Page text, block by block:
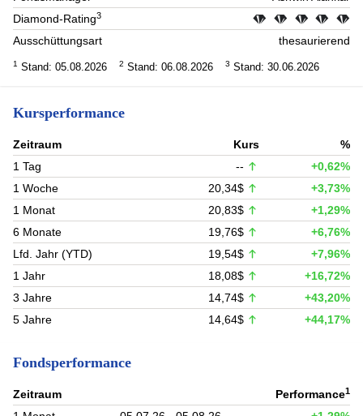
Diamond-Rating3
Ausschüttungsart thesaurierend
1 Stand: 05.08.2026 2 Stand: 06.08.2026 3 Stand: 30.06.2026
Kursperformance
Zeitraum Kurs
%
1 Tag
--
+0,62%
1 Woche
20,34$
+3,73%
1 Monat
20,83$
+1,29%
6 Monate
19,76$
+6,76%
Lfd. Jahr (YTD)
19,54$
+7,96%
1 Jahr
18,08$
+16,72%
3 Jahre
14,74$
+43,20%
5 Jahre
14,64$ +44,17%
Fondsperformance
Zeitraum Performance1